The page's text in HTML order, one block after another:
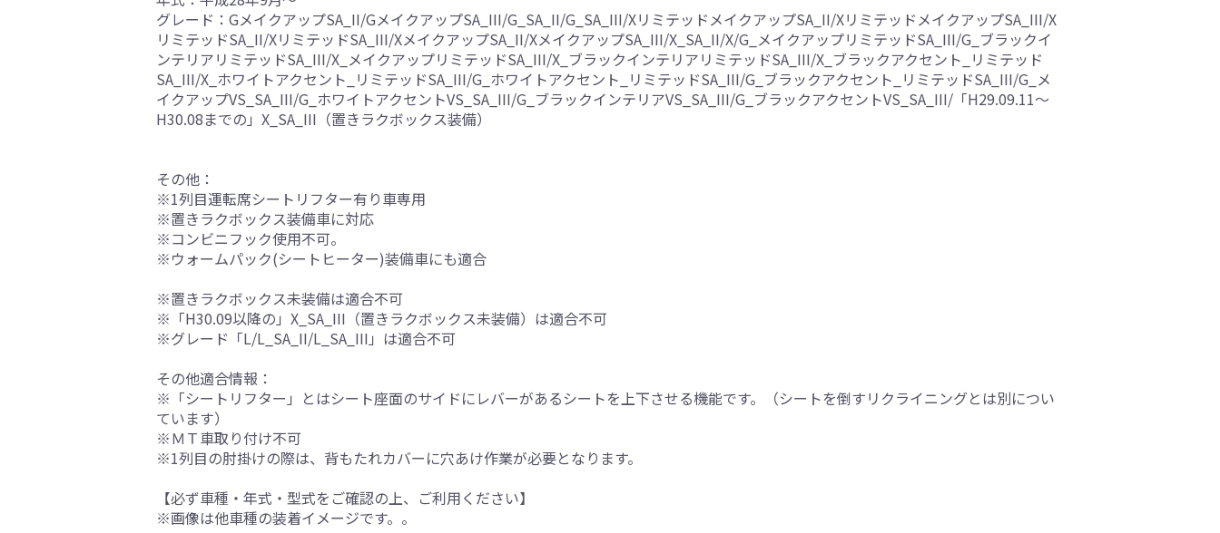
グレード：GメイクアップSA_II/GメイクアップSA_III/G_SA_II/G_SA_III/XリミテッドメイクアップSA_II/XリミテッドメイクアップSA_III/X
リミテッドSA_II/XリミテッドSA_III/XメイクアップSA_II/XメイクアップSA_III/X_SA_II/X/G_メイクアップリミテッドSA_III/G_ブラックイ
ンテリアリミテッドSA_III/X_メイクアップリミテッドSA_III/X_ブラックインテリアリミテッドSA_III/X_ブラックアクセント_リミテッド
SA_III/X_ホワイトアクセント_リミテッドSA_III/G_ホワイトアクセント_リミテッドSA_III/G_ブラックアクセント_リミテッドSA_III/G_メ
イクアップVS_SA_III/G_ホワイトアクセントVS_SA_III/G_ブラックインテリアVS_SA_III/G_ブラックアクセントVS_SA_III/「H29.09.11～
H30.08までの」X_SA_III（置きラクボックス装備）
その他：
※1列目運転席シートリフター有り車専用
※置きラクボックス装備車に対応
※コンビニフック使用不可。
※ウォームパック(シートヒーター)装備車にも適合
※置きラクボックス未装備は適合不可
※「H30.09以降の」X_SA_III（置きラクボックス未装備）は適合不可
※グレード「L/L_SA_II/L_SA_III」は適合不可
その他適合情報：
※「シートリフター」とはシート座面のサイドにレバーがあるシートを上下させる機能です。（シートを倒すリクライニングとは別につい
ています）
※ＭＴ車取り付け不可
※1列目の肘掛けの際は、背もたれカバーに穴あけ作業が必要となります。
【必ず車種・年式・型式をご確認の上、ご利用ください】
※画像は他車種の装着イメージです。。